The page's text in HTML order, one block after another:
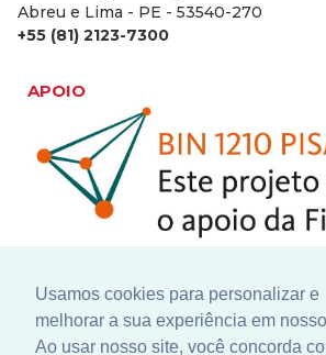
Usamos cookies para personalizar e
melhorar a sua experiência em
Ao usar nosso site, você concorda
Abreu e Lima - PE - 53540-270
+55 (81) 2123-7300
APOIO